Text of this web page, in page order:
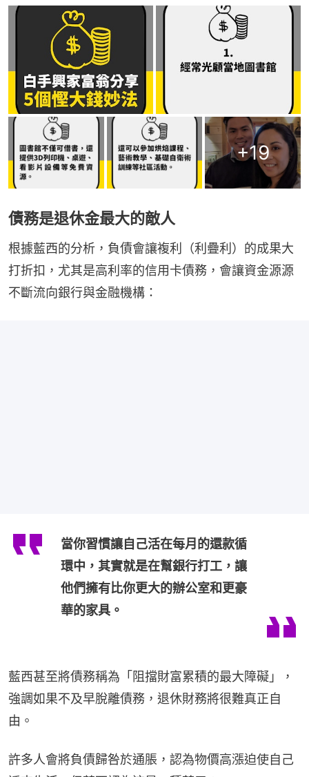
+19
債務是退休金最大的敵人
根據藍西的分析，負債會讓複利（利疊利）的成果大
打折扣，尤其是高利率的信用卡債務，會讓資金源源
不斷流向銀行與金融機構：
當你習慣讓自己活在每月的還款循
環中，其實就是在幫銀行打工，讓
他們擁有比你更大的辦公室和更豪
華的家具。
藍西甚至將債務稱為「阻擋財富累積的最大障礙」，
強調如果不及早脫離債務，退休財務將很難真正自
由。
許多人會將負債歸咎於通脹，認為物價高漲迫使自己